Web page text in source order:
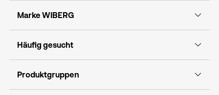
Marke WIBERG
Häufig gesucht
Produktgruppen